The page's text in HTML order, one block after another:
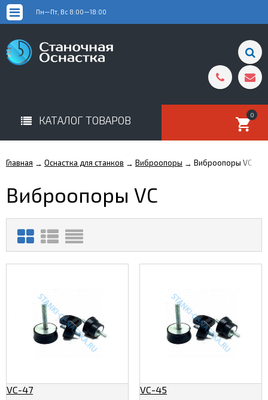
Пн—Пт, Вс 8:00—18:00
КАТАЛОГ ТОВАРОВ 0
Главная → Оснастка для станков → Виброопоры → Виброопоры VC
Виброопоры VC
VC-47 VC-45